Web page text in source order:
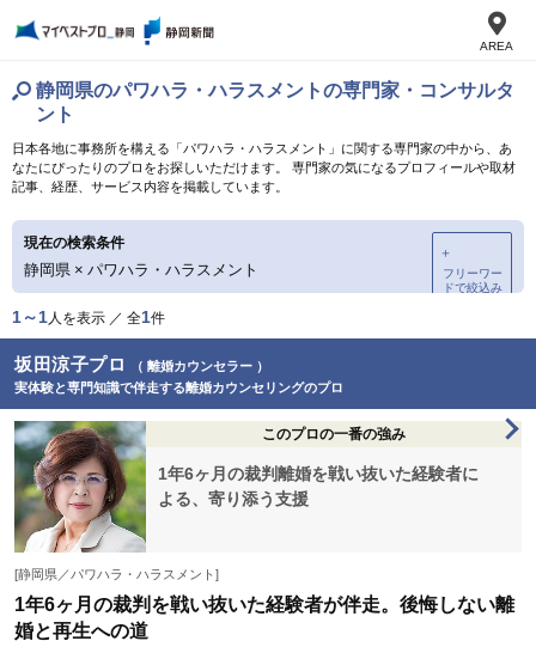
AREA
静岡県のパワハラ・ハラスメントの専門家・コンサルタ
ント
日本各地に事務所を構える「パワハラ・ハラスメント」に関する専門家の中から、あ
なたにぴったりのプロをお探しいただけます。 専門家の気になるプロフィールや取材
記事、経歴、サービス内容を掲載しています。
現在の検索条件
静岡県 × パワハラ・ハラスメント
＋
フリーワー
ドで絞込み
1～1人を表示 ／ 全1件
坂田涼子プロ
（ 離婚カウンセラー ）
実体験と専門知識で伴走する離婚カウンセリングのプロ
このプロの一番の強み
1年6ヶ月の裁判離婚を戦い抜いた経験者に
よる、寄り添う支援
[静岡県／パワハラ・ハラスメント]
1年6ヶ月の裁判を戦い抜いた経験者が伴走。後悔しない離
婚と再生への道